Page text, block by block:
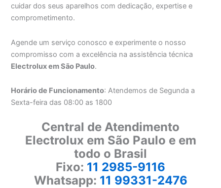
cuidar dos seus aparelhos com dedicação, expertise e
comprometimento.
Agende um serviço conosco e experimente o nosso
compromisso com a excelência na assistência técnica
Electrolux em São Paulo.
Horário de Funcionamento: Atendemos de Segunda a
Sexta-feira das 08:00 as 1800
Central de Atendimento
Electrolux em São Paulo e em
todo o Brasil
Fixo: 11 2985-9116
Whatsapp: 11 99331-2476